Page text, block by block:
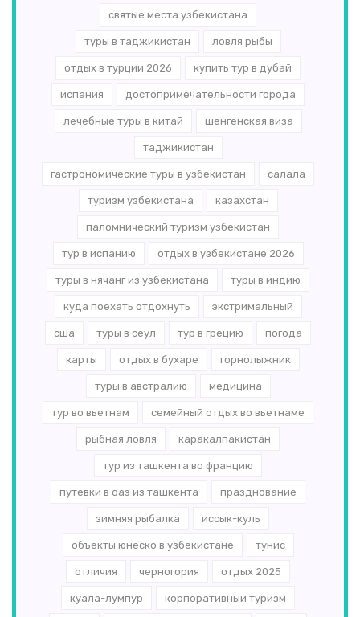
святые места узбекистана
туры в таджикистан ловля рыбы
отдых в турции 2026 купить тур в дубай
испания достопримечательности города
лечебные туры в китай шенгенская виза
таджикистан
гастрономические туры в узбекистан салала
туризм узбекистана казахстан
паломнический туризм узбекистан
тур в испанию отдых в узбекистане 2026
туры в нячанг из узбекистана туры в индию
куда поехать отдохнуть экстримальный
сша туры в сеул тур в грецию погода
карты отдых в бухаре горнолыжник
туры в австралию медицина
тур во вьетнам семейный отдых во вьетнаме
рыбная ловля каракалпакистан
тур из ташкента во францию
путевки в оаэ из ташкента празднование
зимняя рыбалка иссык-куль
объекты юнеско в узбекистане тунис
отличия черногория отдых 2025
куала-лумпур корпоративный туризм